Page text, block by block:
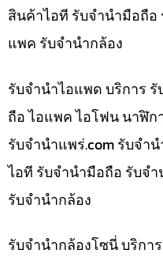
สินค้าไอที รับจำนำมือถือ
แพค รับจำนำกล้อง
รับจำนำไอแพด บริการ
ถือ ไอแพค ไอโฟน นาฬิก
รับจํานําแพร่.com รับจำ
ไอที รับจำนำมือถือ รับจ
รับจำนำกล้อง
รับจำนำกล้องโซนี่ บริกา